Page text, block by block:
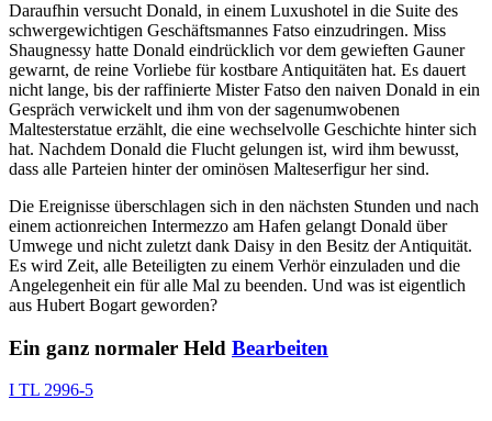
Daraufhin versucht Donald, in einem Luxushotel in die Suite des
schwergewichtigen Geschäftsmannes Fatso einzudringen. Miss
Shaugnessy hatte Donald eindrücklich vor dem gewieften Gauner
gewarnt, de reine Vorliebe für kostbare Antiquitäten hat. Es dauert
nicht lange, bis der raffinierte Mister Fatso den naiven Donald in ein
Gespräch verwickelt und ihm von der sagenumwobenen
Maltesterstatue erzählt, die eine wechselvolle Geschichte hinter sich
hat. Nachdem Donald die Flucht gelungen ist, wird ihm bewusst,
dass alle Parteien hinter der ominösen Malteserfigur her sind.
Die Ereignisse überschlagen sich in den nächsten Stunden und nach
einem actionreichen Intermezzo am Hafen gelangt Donald über
Umwege und nicht zuletzt dank Daisy in den Besitz der Antiquität.
Es wird Zeit, alle Beteiligten zu einem Verhör einzuladen und die
Angelegenheit ein für alle Mal zu beenden. Und was ist eigentlich
aus Hubert Bogart geworden?
Ein ganz normaler Held Bearbeiten
I TL 2996-5